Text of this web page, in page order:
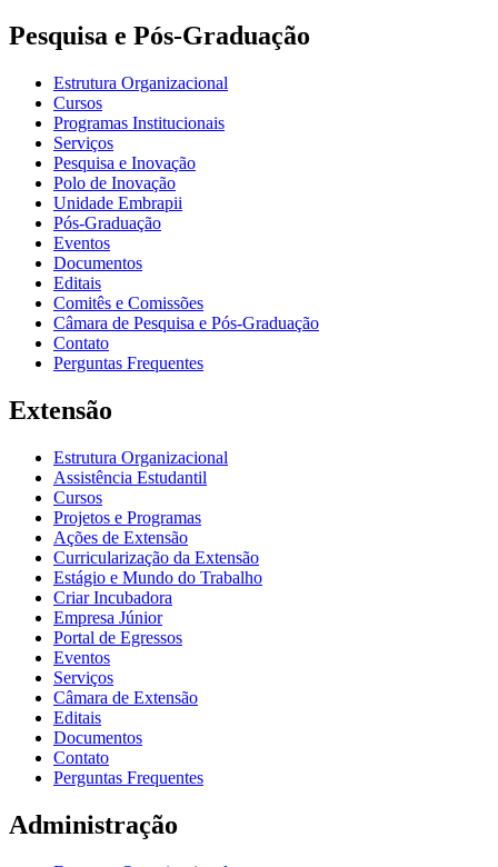
Pesquisa e Pós-Graduação
Estrutura Organizacional
Cursos
Programas Institucionais
Serviços
Pesquisa e Inovação
Polo de Inovação
Unidade Embrapii
Pós-Graduação
Eventos
Documentos
Editais
Comitês e Comissões
Câmara de Pesquisa e Pós-Graduação
Contato
Perguntas Frequentes
Extensão
Estrutura Organizacional
Assistência Estudantil
Cursos
Projetos e Programas
Ações de Extensão
Curricularização da Extensão
Estágio e Mundo do Trabalho
Criar Incubadora
Empresa Júnior
Portal de Egressos
Eventos
Serviços
Câmara de Extensão
Editais
Documentos
Contato
Perguntas Frequentes
Administração